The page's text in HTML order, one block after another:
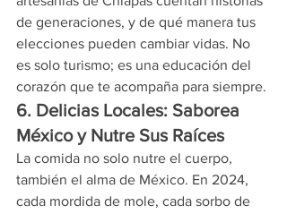
de generaciones, y de qué manera tus
elecciones pueden cambiar vidas. No
es solo turismo; es una educación del
corazón que te acompaña para siempre.
6. Delicias Locales: Saborea
México y Nutre Sus Raíces
La comida no solo nutre el cuerpo,
también el alma de México. En 2024,
cada mordida de mole, cada sorbo de